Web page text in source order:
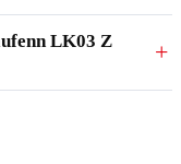
LK03 Z